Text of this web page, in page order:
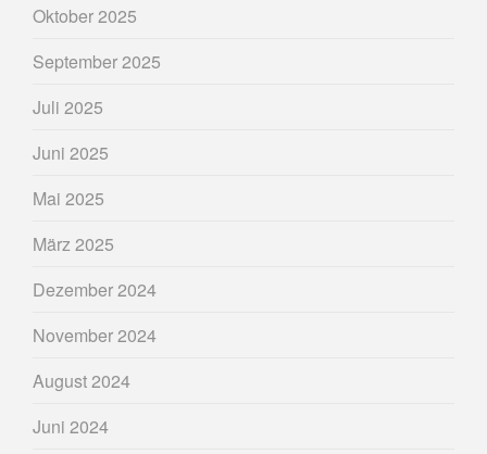
Oktober 2025
September 2025
Juli 2025
Juni 2025
Mai 2025
März 2025
Dezember 2024
November 2024
August 2024
Juni 2024